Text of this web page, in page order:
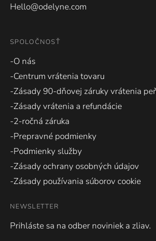
Hello@odelyne.com
SPOLOČNOSŤ
-O nás
-Centrum vrátenia tovaru
-Zásady 90-dňovej záruky vrátenia
-Zásady vrátenia a refundácie
-2-ročná záruka
-Prepravné podmienky
-Podmienky služby
-Zásady ochrany osobných údajov
-Zásady používania súborov cookie
NEWSLETTER
Prihláste sa na odber noviniek a zliav.